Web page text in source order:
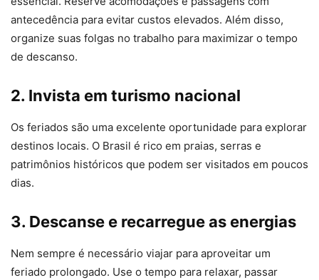
antecedência para evitar custos elevados. Além disso,
organize suas folgas no trabalho para maximizar o tempo
de descanso.
2. Invista em turismo nacional
Os feriados são uma excelente oportunidade para explorar
destinos locais. O Brasil é rico em praias, serras e
patrimônios históricos que podem ser visitados em poucos
dias.
3. Descanse e recarregue as energias
Nem sempre é necessário viajar para aproveitar um
feriado prolongado. Use o tempo para relaxar, passar